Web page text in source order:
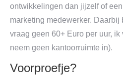
ontwikkelingen dan jijzelf of
marketing medewerker. Daarbij
vraag geen 60+ Euro per uur, ik
neem geen kantoorruimte in).
Voorproefje?